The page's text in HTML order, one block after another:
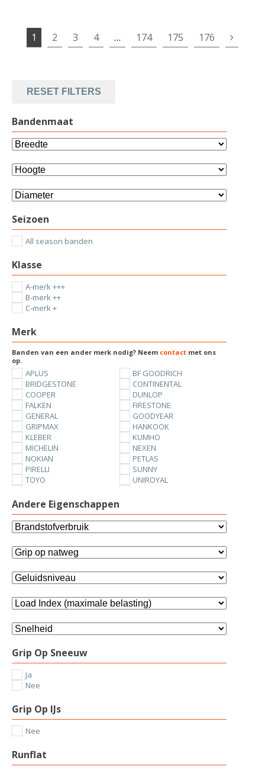
1 2 3 4 … 174 175 176
RESET FILTERS
Bandenmaat
Seizoen
All season banden
Klasse
A-merk +++
B-merk ++
C-merk +
Merk
Banden van een ander merk nodig? Neem contact met ons
op.
APLUS
BF GOODRICH
BRIDGESTONE
CONTINENTAL
COOPER
DUNLOP
FALKEN
FIRESTONE
GENERAL
GOODYEAR
GRIPMAX
HANKOOK
KLEBER
KUMHO
MICHELIN
NEXEN
NOKIAN
PETLAS
PIRELLI
SUNNY
TOYO
UNIROYAL
Andere Eigenschappen
Grip Op Sneeuw
Ja
Nee
Grip Op IJs
Nee
Runflat